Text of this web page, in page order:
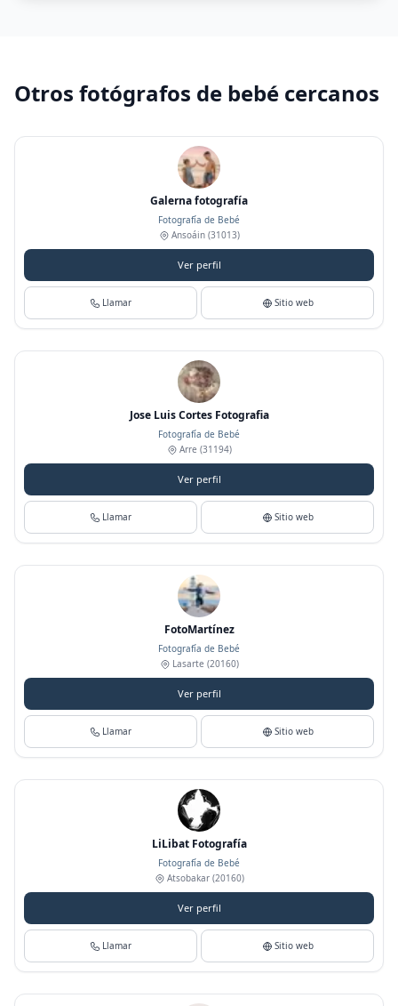
Otros fotógrafos de bebé cercanos
Galerna fotografía
Fotografía de Bebé
Ansoáin(31013)
Ver perfil
Llamar Sitio web
Jose Luis Cortes Fotografia
Fotografía de Bebé
Arre (31194)
Ver perfil
Llamar Sitio web
FotoMartínez
Fotografía de Bebé
Lasarte (20160)
Ver perfil
Llamar Sitio web
LiLibat Fotografía
Fotografía de Bebé
Atsobakar(20160)
Ver perfil
Llamar Sitio web